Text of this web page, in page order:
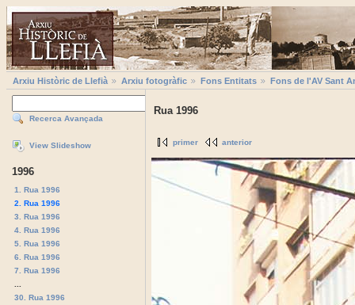
Arxiu Històric de Llefià Arxiu fotogràfic Fons Entitats Fons de l'AV Sant
Recerca Avançada
View Slideshow
1996
1. Rua 1996
2. Rua 1996
3. Rua 1996
4. Rua 1996
5. Rua 1996
6. Rua 1996
7. Rua 1996
30. Rua 1996
Rua 1996
primer anterior